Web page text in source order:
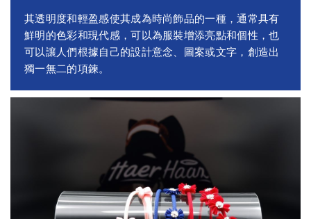
其透明度和輕盈感使其成為時尚飾品的一種，通常具有
鮮明的色彩和現代感，可以為服裝增添亮點和個性，也
可以讓人們根據自己的設計意念、圖案或文字，創造出
獨一無二的項鍊。